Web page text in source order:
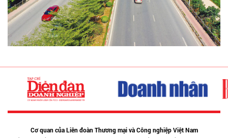
Cơ quan của Liên đoàn Thương mại và Công nghiệp Việt Nam